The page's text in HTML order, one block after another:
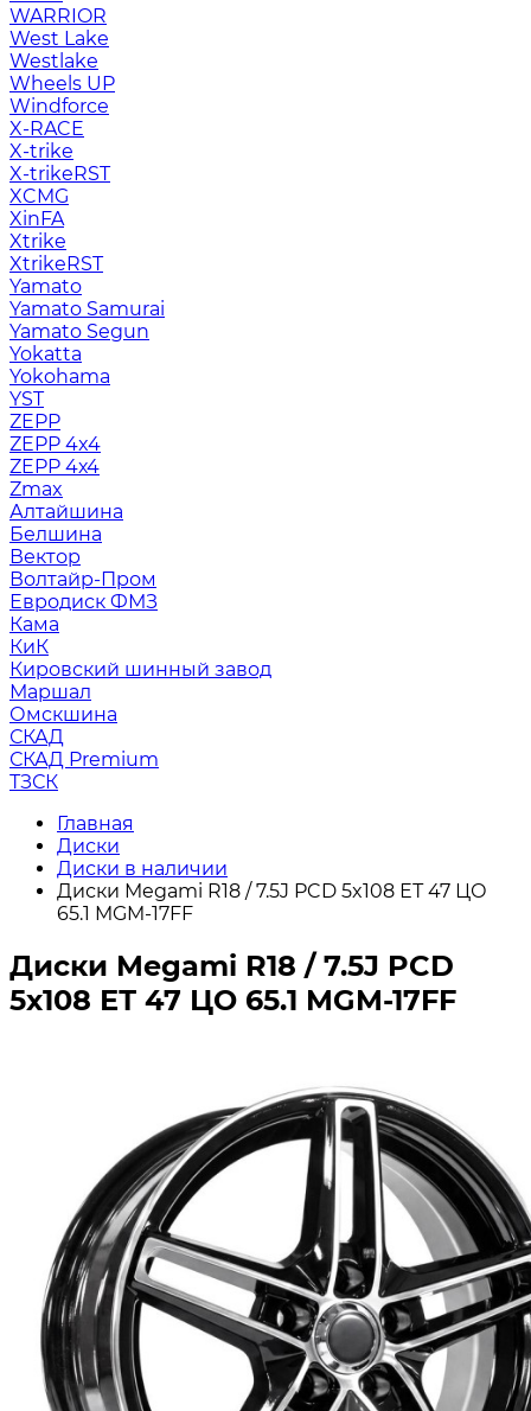
WARRIOR
West Lake
Westlake
Wheels UP
Windforce
X-RACE
X-trike
X-trikeRST
XCMG
XinFA
Xtrike
XtrikeRST
Yamato
Yamato Samurai
Yamato Segun
Yokatta
Yokohama
YST
ZEPP
ZEPP 4x4
ZEPP 4х4
Zmax
Алтайшина
Белшина
Вектор
Волтайр-Пром
Евродиск ФМЗ
Кама
КиК
Кировский шинный завод
Маршал
Омскшина
СКАД
СКАД Premium
ТЗСК
Главная
Диски
Диски в наличии
Диски Megami R18 / 7.5J PCD 5x108 ЕТ 47 ЦО
65.1 MGM-17FF
Диски Megami R18 / 7.5J PCD
5x108 ЕТ 47 ЦО 65.1 MGM-17FF